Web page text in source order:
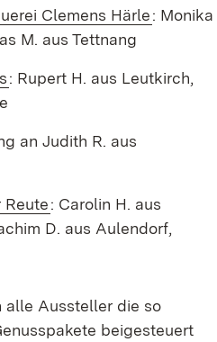
Clemens Härle(Öffnet
: Monika
M. aus Tettnang
(Öffnet in neuem Fenster)
: Rupert H. aus Leutkirch,
in neuem Fenster)
an Judith R. aus
Reute(Öffnet in neuem
: Carolin H. aus
D. aus Aulendorf,
alle Aussteller die so
beigesteuert